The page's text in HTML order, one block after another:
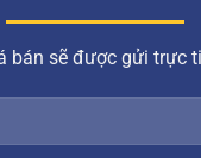
bán sẽ được gửi trực